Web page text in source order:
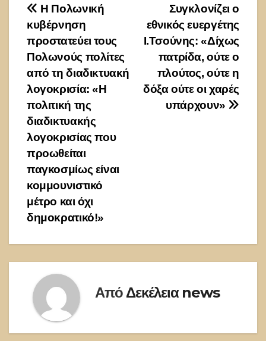
Πλοήγηση
άρθρων
Συγκλονίζει ο
εθνικός ευεργέτης
Ι.Τσούνης: «Δίχως
πατρίδα, ούτε ο
πλούτος, ούτε η
δόξα ούτε οι χαρές
υπάρχουν»
Η Πολωνική
κυβέρνηση
προστατεύει τους
Πολωνούς πολίτες
από τη διαδικτυακή
λογοκρισία: «Η
πολιτική της
διαδικτυακής
λογοκρισίας που
προωθείται
παγκοσμίως είναι
κομμουνιστικό
μέτρο και όχι
δημοκρατικό!»
Από Δεκέλεια news